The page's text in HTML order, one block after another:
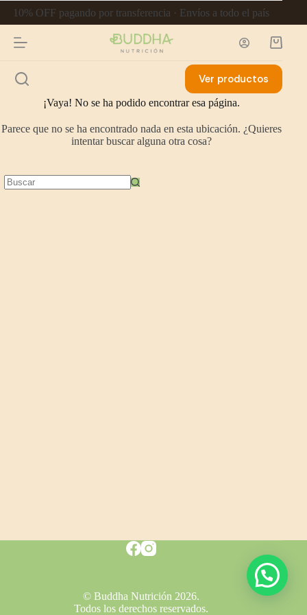
10% OFF pagando por transferencia · Envíos a todo el país
Ver productos
¡Vaya! No se ha podido encontrar esa página.
Parece que no se ha encontrado nada en esta ubicación. ¿Quieres
intentar buscar alguna otra cosa?
© Buddha Nutrición 2026.
Todos los derechos reservados.